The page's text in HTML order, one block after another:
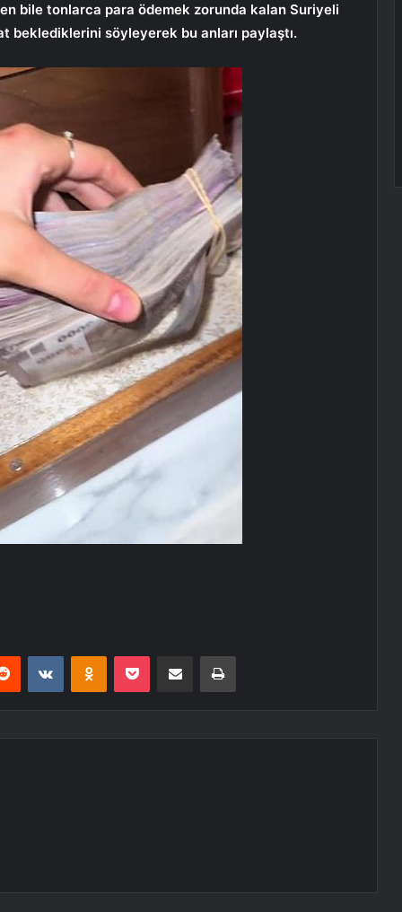
bile tonlarca para ödemek zorunda kalan Suriyeli
beklediklerini söyleyerek bu anları paylaştı.
Reddit VKontakteOdnoklassniki
Pocket E-Posta ile paylaş Yazdır